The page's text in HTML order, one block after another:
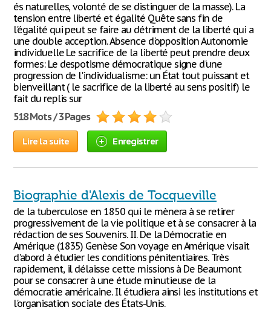
és naturelles, volonté de se distinguer de la masse). La
tension entre liberté et égalité Quête sans fin de
l'égalité qui peut se faire au détriment de la liberté qui a
une double acception. Absence d'opposition Autonomie
individuelle Le sacrifice de la liberté peut prendre deux
formes: Le despotisme démocratique signe d'une
progression de l'individualisme: un État tout puissant et
bienveillant ( le sacrifice de la liberté au sens positif) le
fait du replis sur
518 Mots / 3 Pages
Lire la suite Enregistrer
Biographie d'Alexis de Tocqueville
de la tuberculose en 1850 qui le mènera à se retirer
progressivement de la vie politique et à se consacrer à la
rédaction de ses Souvenirs. II. De la Démocratie en
Amérique (1835) Genèse Son voyage en Amérique visait
d'abord à étudier les conditions pénitentiaires. Très
rapidement, il délaisse cette missions à De Beaumont
pour se consacrer à une étude minutieuse de la
démocratie américaine. Il étudiera ainsi les institutions et
l'organisation sociale des États-Unis.